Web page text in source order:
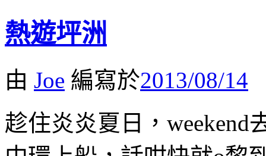
熱遊坪洲
由 Joe 編寫於2013/08/14
趁住炎炎夏日，weekend